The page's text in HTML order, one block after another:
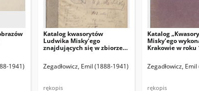
Hamann Bruno. Red. odpowiedzialny
1941)
Katalog kwasorytów
Ludwika Misky’ego
znajdujących się w zbiorze
Zegadłowicz, Emil (1888-1941)
rękopis
Katalog
Misky’ego
Krakowie w roku
Zegadłowicz,
rękopis